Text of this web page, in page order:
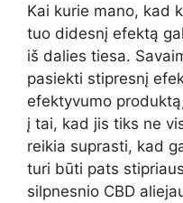
Kai kurie mano, kad
tuo didesnį efektą
iš dalies tiesa.
pasiekti stipresnį
efektyvumo
į tai, kad jis tiks ne
reikia suprasti, kad
turi būti pats
silpnesnio CBD